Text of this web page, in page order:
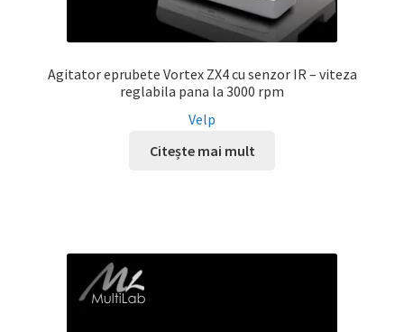
Agitator eprubete Vortex ZX4 cu senzor IR – viteza
reglabila pana la 3000 rpm
Velp
Citește mai mult